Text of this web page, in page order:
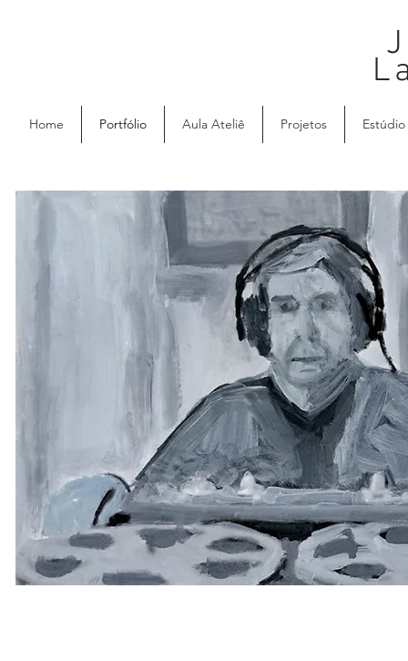
Home Portfólio Aula Ateliê Projetos